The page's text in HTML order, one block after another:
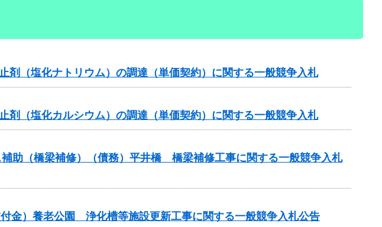
（塩化ナトリウム）の調達（単価契約）に関する一般競争入札
（塩化カルシウム）の調達（単価契約）に関する一般競争入札
助（橋梁補修）（債務）平井橋 橋梁補修工事に関する一般競争入札
金）養老公園 浄化槽等施設更新工事に関する一般競争入札公告